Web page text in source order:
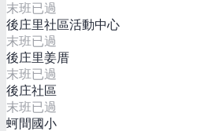
末班已過
後庄里社區活動中心
末班已過
後庄里姜厝
末班已過
後庄社區
末班已過
蚵間國小